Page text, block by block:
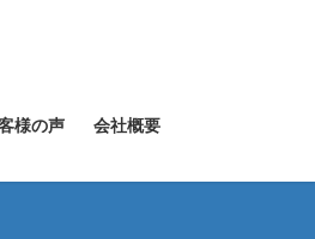
様の声 会社概要